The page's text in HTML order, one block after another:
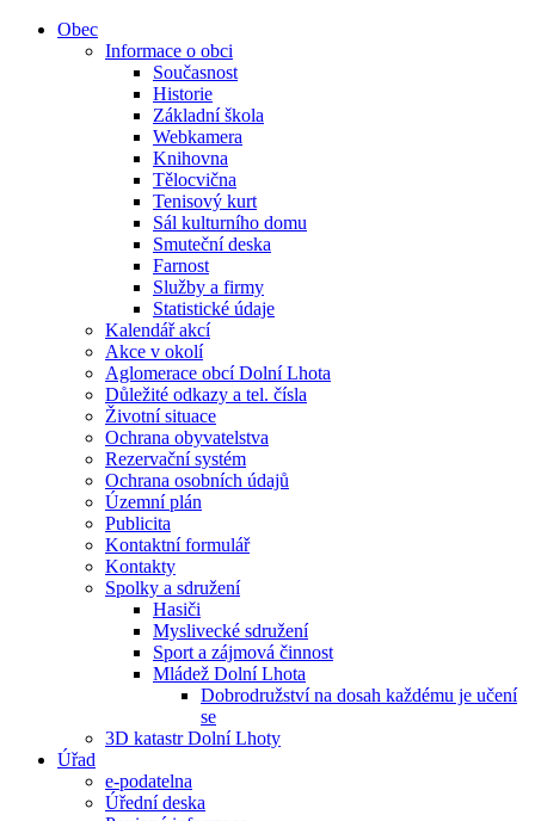
Obec
Informace o obci
Současnost
Historie
Základní škola
Webkamera
Knihovna
Tělocvična
Tenisový kurt
Sál kulturního domu
Smuteční deska
Farnost
Služby a firmy
Statistické údaje
Kalendář akcí
Akce v okolí
Aglomerace obcí Dolní Lhota
Důležité odkazy a tel. čísla
Životní situace
Ochrana obyvatelstva
Rezervační systém
Ochrana osobních údajů
Územní plán
Publicita
Kontaktní formulář
Kontakty
Spolky a sdružení
Hasiči
Myslivecké sdružení
Sport a zájmová činnost
Mládež Dolní Lhota
Dobrodružství na dosah každému je učení
se
3D katastr Dolní Lhoty
Úřad
e-podatelna
Úřední deska